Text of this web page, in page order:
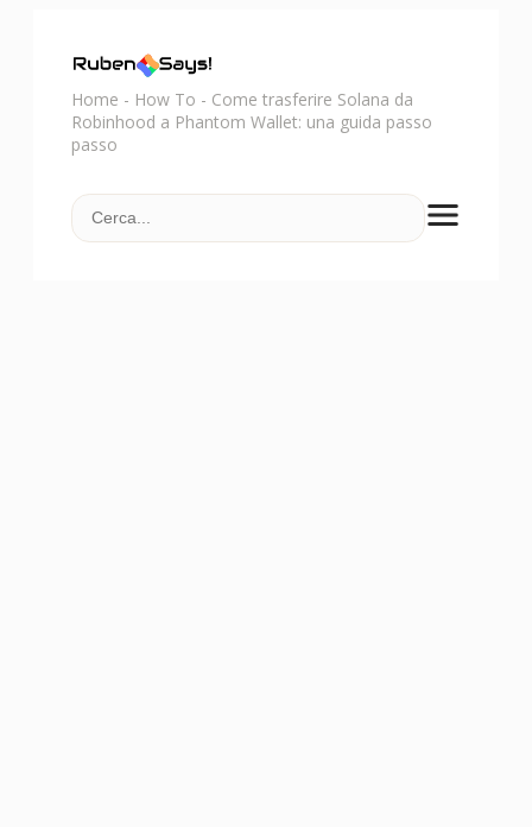
Home - How To - Come trasferire Solana da
Robinhood a Phantom Wallet: una guida passo
passo